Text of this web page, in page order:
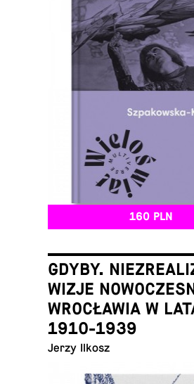
160 PLN
GDYBY.
WIZJE
WROCŁAWIA W
1910-1939
Jerzy Ilkosz